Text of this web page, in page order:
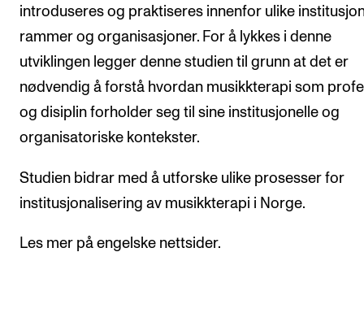
introduseres og praktiseres innenfor ulike
rammer og organisasjoner. For å lykkes i denne
utviklingen legger denne studien til grunn at det er
nødvendig å forstå hvordan musikkterapi som
og disiplin forholder seg til sine institusjonelle og
organisatoriske kontekster.
Studien bidrar med å utforske ulike prosesser for
institusjonalisering av musikkterapi i Norge.
Les mer på engelske nettsider.